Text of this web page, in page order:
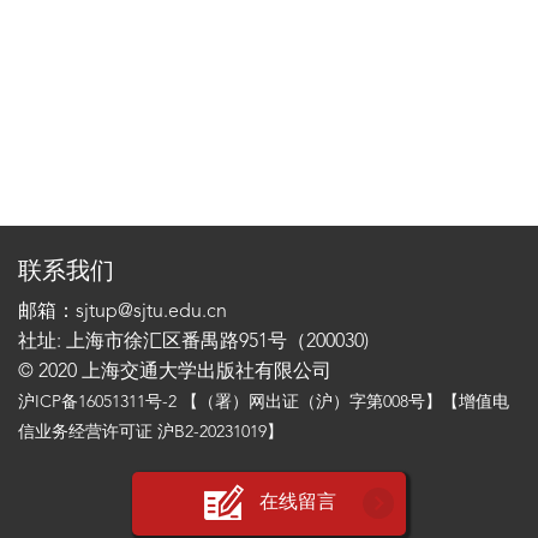
联系我们
邮箱：sjtup@sjtu.edu.cn
社址: 上海市徐汇区番禺路951号（200030)
© 2020 上海交通大学出版社有限公司
沪ICP备16051311号-2 【（署）网出证（沪）字第008号】【增值电
信业务经营许可证 沪B2-20231019】
在线留言